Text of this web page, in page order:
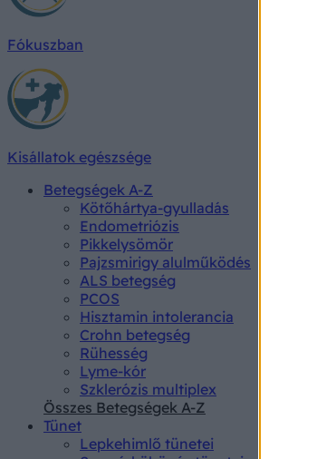
Fókuszban
Kisállatok egészsége
Betegségek A-Z
Kötőhártya-gyulladás
Endometriózis
Pikkelysömör
Pajzsmirigy alulműködés
ALS betegség
PCOS
Hisztamin intolerancia
Crohn betegség
Rühesség
Lyme-kór
Szklerózis multiplex
Összes Betegségek A-Z
Tünet
Lepkehimlő tünetei